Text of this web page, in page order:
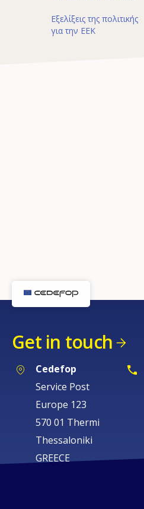
Εξελίξεις της πολιτικής
για την ΕΕΚ
Get in touch
Cedefop
Service Post
Europe 123
570 01 Thermi
Thessaloniki
GREECE